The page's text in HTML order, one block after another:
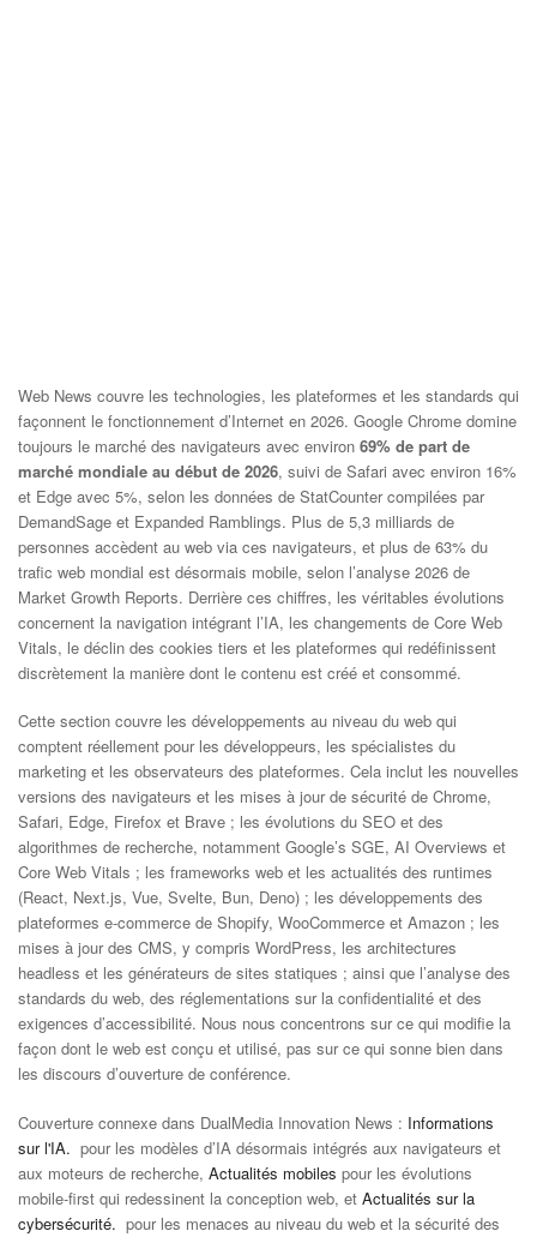
Web News couvre les technologies, les plateformes et les standards qui
façonnent le fonctionnement d’Internet en 2026. Google Chrome domine
toujours le marché des navigateurs avec environ 69% de part de
marché mondiale au début de 2026, suivi de Safari avec environ 16%
et Edge avec 5%, selon les données de StatCounter compilées par
DemandSage et Expanded Ramblings. Plus de 5,3 milliards de
personnes accèdent au web via ces navigateurs, et plus de 63% du
trafic web mondial est désormais mobile, selon l’analyse 2026 de
Market Growth Reports. Derrière ces chiffres, les véritables évolutions
concernent la navigation intégrant l’IA, les changements de Core Web
Vitals, le déclin des cookies tiers et les plateformes qui redéfinissent
discrètement la manière dont le contenu est créé et consommé.
Cette section couvre les développements au niveau du web qui
comptent réellement pour les développeurs, les spécialistes du
marketing et les observateurs des plateformes. Cela inclut les nouvelles
versions des navigateurs et les mises à jour de sécurité de Chrome,
Safari, Edge, Firefox et Brave ; les évolutions du SEO et des
algorithmes de recherche, notamment Google’s SGE, AI Overviews et
Core Web Vitals ; les frameworks web et les actualités des runtimes
(React, Next.js, Vue, Svelte, Bun, Deno) ; les développements des
plateformes e-commerce de Shopify, WooCommerce et Amazon ; les
mises à jour des CMS, y compris WordPress, les architectures
headless et les générateurs de sites statiques ; ainsi que l’analyse des
standards du web, des réglementations sur la confidentialité et des
exigences d’accessibilité. Nous nous concentrons sur ce qui modifie la
façon dont le web est conçu et utilisé, pas sur ce qui sonne bien dans
les discours d’ouverture de conférence.
Couverture connexe dans DualMedia Innovation News : Informations
sur l'IA. pour les modèles d’IA désormais intégrés aux navigateurs et
aux moteurs de recherche, Actualités mobiles pour les évolutions
mobile-first qui redessinent la conception web, et Actualités sur la
cybersécurité. pour les menaces au niveau du web et la sécurité des